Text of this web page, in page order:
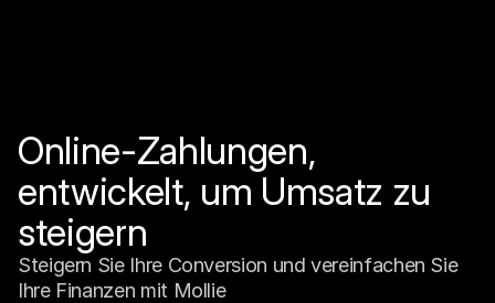
Online-Zahlungen,
entwickelt, um Umsatz zu
steigern
Steigern Sie Ihre Conversion und vereinfachen Sie
Ihre Finanzen mit Mollie